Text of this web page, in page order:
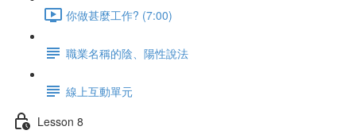
你做甚麼工作? (7:00)
職業名稱的陰、陽性說法
線上互動單元
Lesson 8